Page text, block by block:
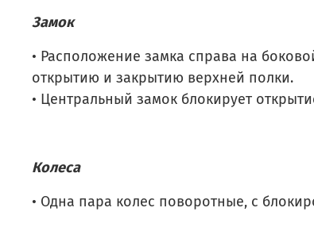
Замок
• Расположение замка справа на
открытию и закрытию верхней полки.
• Центральный замок блокирует
Колеса
• Одна пара колес поворотные, с